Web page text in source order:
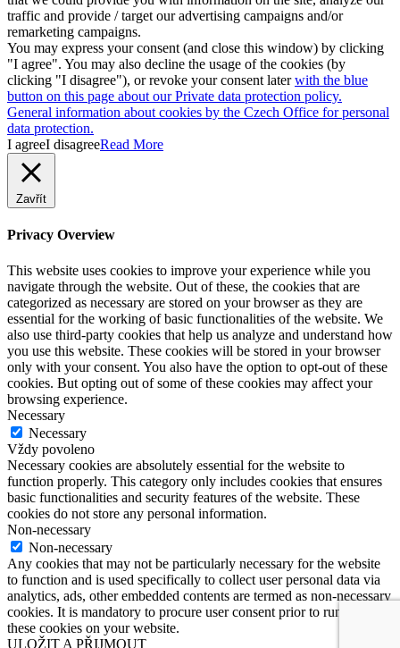
traffic and provide / target our advertising campaigns and/or
remarketing campaigns.
You may express your consent (and close this window) by clicking
"I agree". You may also decline the usage of the cookies (by
clicking "I disagree"), or revoke your consent laterwith the blue
button on this page about our Private data protection policy.
General information about cookies by the Czech Office for personal
data protection.
I agreeI disagreeRead More
Zavřít
Privacy Overview
This website uses cookies to improve your experience while you
navigate through the website. Out of these, the cookies that are
categorized as necessary are stored on your browser as they are
essential for the working of basic functionalities of the website. We
also use third-party cookies that help us analyze and understand how
you use this website. These cookies will be stored in your browser
only with your consent. You also have the option to opt-out of these
cookies. But opting out of some of these cookies may affect your
browsing experience.
Necessary
Necessary
Vždy povoleno
Necessary cookies are absolutely essential for the website to
function properly. This category only includes cookies that ensures
basic functionalities and security features of the website. These
cookies do not store any personal information.
Non-necessary
Non-necessary
Any cookies that may not be particularly necessary for the website
to function and is used specifically to collect user personal data via
analytics, ads, other embedded contents are termed as non-necessary
cookies. It is mandatory to procure user consent prior to running
these cookies on your website.
ULOŽIT A PŘIJMOUT